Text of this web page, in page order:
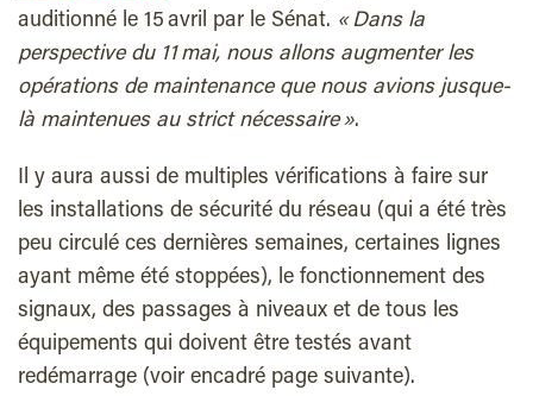
auditionné le 15 avril par le Sénat. « Dans la
perspective du 11 mai, nous allons augmenter les
opérations de maintenance que nous avions jusque-
là maintenues au strict nécessaire ».
Il y aura aussi de multiples vérifications à faire sur
les installations de sécurité du réseau (qui a été très
peu circulé ces dernières semaines, certaines lignes
ayant même été stoppées), le fonctionnement des
signaux, des passages à niveaux et de tous les
équipements qui doivent être testés avant
redémarrage (voir encadré page suivante).